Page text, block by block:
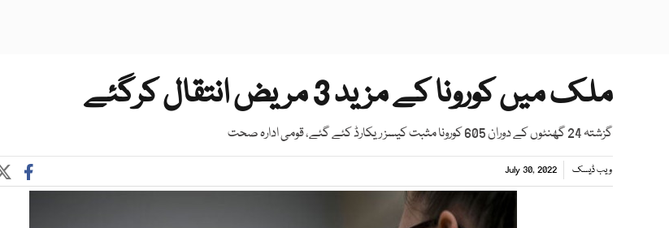
ملک میں کورونا کے مزید 3 مریض انتقال کرگئے
گزشتہ 24 گھنٹوں کے دوران 605 کورونا مثبت کیسز ریکارڈ کئے گئے، قومی ادارہ صحت
ویب ڈیسک July 30, 2022